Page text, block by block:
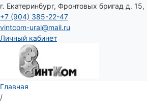
г. Екатеринбург, Фронтовых бригад д.
+7 (904) 385-22-47
vintcom-ural@mail.ru
Личный кабинет
Главная
/